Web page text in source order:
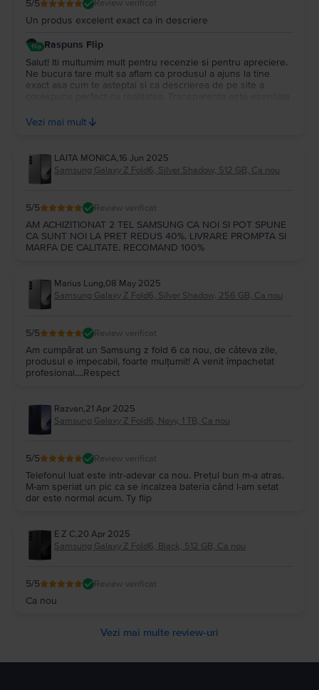
5/5 Review verificat
Un produs excelent exact ca in descriere
Raspuns Flip
Salut! Iti multumim mult pentru recenzie si pentru apreciere.
Ne bucura tare mult sa aflam ca produsul a ajuns la tine
exact asa cum te asteptai si ca descrierea de pe site a
facem treaba bine. 💚 Sa il folosesti cu maxima placere in
Vezi mai mult
LAITA MONICA,16 Jun 2025
Samsung Galaxy Z Fold6, Silver Shadow, 512 GB, Ca nou
5/5 Review verificat
AM ACHIZITIONAT 2 TEL SAMSUNG CA NOI SI POT SPUNE
CA SUNT NOI LA PRET REDUS 40%. LIVRARE PROMPTA SI
MARFA DE CALITATE. RECOMAND 100%
Marius Lung,08 May 2025
Samsung Galaxy Z Fold6, Silver Shadow, 256 GB, Ca nou
5/5 Review verificat
Am cumpărat un Samsung z fold 6 ca nou, de câteva zile,
produsul e impecabil, foarte mulțumit! A venit împachetat
profesional....Respect
Razvan,21 Apr 2025
Samsung Galaxy Z Fold6, Navy, 1 TB, Ca nou
5/5 Review verificat
Telefonul luat este intr-adevar ca nou. Prețul bun m-a atras.
M-am speriat un pic ca se incalzea bateria când l-am setat
dar este normal acum. Ty flip
E Z C,20 Apr 2025
Samsung Galaxy Z Fold6, Black, 512 GB, Ca nou
5/5 Review verificat
Ca nou
Vezi mai multe review-uri